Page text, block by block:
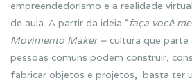
empreendedorismo e a realidade
de aula. A partir da ideia “faça você
Movimento Maker – cultura que parte
pessoas comuns podem construir,
fabricar objetos e projetos, basta ter